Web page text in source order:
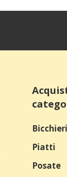
Bicchieri
Piatti
Posate